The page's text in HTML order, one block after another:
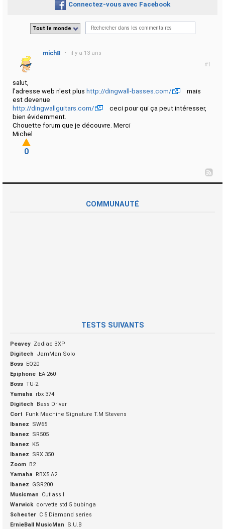
Connectez-vous avec Facebook
Tout le monde
#1
mich8 • il y a 13 ans
salut,
l'adresse web n'est plus http://dingwall-basses.com/
mais
est devenue
http://dingwallguitars.com/
ceci pour qui ça peut intéresser,
bien évidemment.
Chouette forum que je découvre. Merci
Michel
0
COMMUNAUTÉ
TESTS SUIVANTS
Peavey Zodiac BXP
Digitech
JamMan Solo
Boss EQ20
Epiphone EA-260
Boss TU-2
Yamaha
rbx 374
Digitech
Bass Driver
Cort
Funk Machine Signature T.M Stevens
Ibanez
SW65
Ibanez
SR505
Ibanez
K5
Ibanez
SRX 350
Zoom B2
Yamaha
RBX5 A2
Ibanez
GSR200
Musicman
Cutlass I
Warwick corvette std 5 bubinga
Schecter C 5 Diamond series
ErnieBall MusicMan
S.U.B